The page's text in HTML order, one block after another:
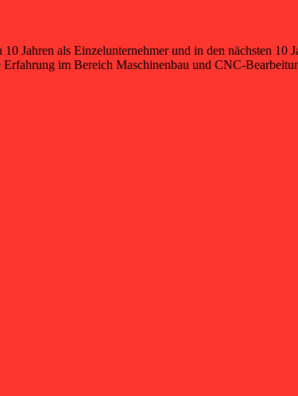
Jahren als Einzelunternehmer und in den nächsten 10
im Bereich Maschinenbau und CNC-